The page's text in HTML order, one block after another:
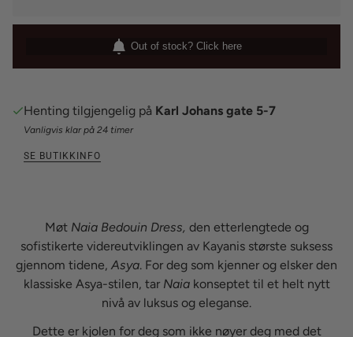
Out of stock? Click here
Henting tilgjengelig på Karl Johans gate 5-7
Vanligvis klar på 24 timer
SE BUTIKKINFO
Møt Naia Bedouin Dress, den etterlengtede og
sofistikerte videreutviklingen av Kayanis største suksess
gjennom tidene, Asya. For deg som kjenner og elsker den
klassiske Asya-stilen, tar Naiakonseptet til et helt nytt
nivå av luksus og eleganse.
Dette er kjolen for deg som ikke nøyer deg med det